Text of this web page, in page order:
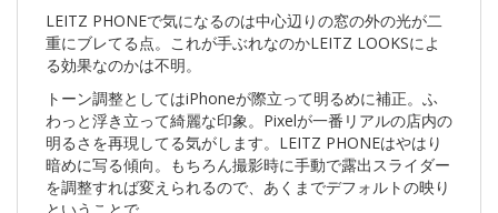
LEITZ PHONEで気になるのは中心辺りの窓の外の光が二
重にブレてる点。これが手ぶれなのかLEITZ LOOKSによ
る効果なのかは不明。
トーン調整としてはiPhoneが際立って明るめに補正。ふ
わっと浮き立って綺麗な印象。Pixelが一番リアルの店内の
明るさを再現してる気がします。LEITZ PHONEはやはり
暗めに写る傾向。もちろん撮影時に手動で露出スライダー
を調整すれば変えられるので、あくまでデフォルトの映り